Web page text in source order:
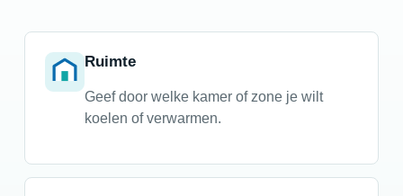
Ruimte
Geef door welke kamer of zone je wilt
koelen of verwarmen.